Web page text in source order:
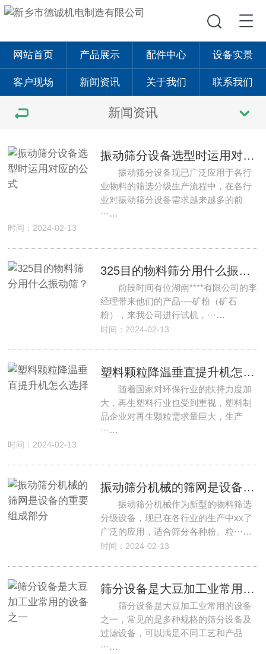
网站首页 产品展示 配件中心 设备实景
客户现场 新闻资讯 关于我们 联系我们
新闻资讯
振动筛分设备选型时运用对应的公式
振动筛分设备现已广泛应用于各行
业物料的筛选分级生产流程中，在各行
业对振动筛分设备需求越来越多的前
···…
时间：2024-02-13
325目的物料筛分用什么振动筛？
前段时间有位湖南****有限公司的李
经理带来他们的产品----矿粉（矿石
粉），来我公司进行试机，···…
时间：2024-02-13
塑料颗粒降温垂直提升机怎么选择
随着国家对环保行业的扶持力度加
大，再生塑料行业也受到重视，塑料制
品企业对再生颗粒需求量巨大，生产
···…
时间：2024-02-13
振动筛分机械的筛网是设备的重要组成部分
振动筛分机械作为新型的物料筛选
分级设备，现已在各行业的生产中xx了
广泛的应用，适合筛分各种粉、粒···…
时间：2024-02-13
筛分设备是大豆加工业常用的设备之一
筛分设备是大豆加工业常用的设备
之一，常见的是多种规格的筛分设备及
过滤设备，可以满足不同工艺和产品
···…